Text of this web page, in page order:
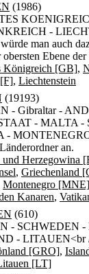
(1986)
-
man auch
Ebene
Königreich [GB],
, Liechtenstein
(19193)
- Gibraltar -
- MALTA -
-
an.
und Herzegowina
, Griechenland
Montenegro [MNE]
Kanaren,
(610)
- SCHWEDEN
- LITAUEN<br /
[GRO],
[LT]